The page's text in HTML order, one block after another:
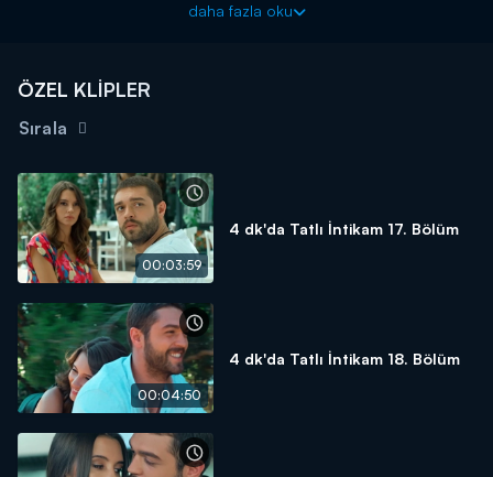
kaçıranRüzgar mıdır? Soruların cevapları bir bir ortaya çıkarken
daha fazla oku
ÖZEL KLİPLER
Sırala
00:03:59
4 dk'da Tatlı İntikam 17. Bölüm
00:04:50
4 dk'da Tatlı İntikam 18. Bölüm